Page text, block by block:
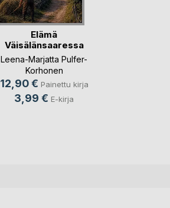
Elämä
Väisälänsaaressa
Leena-Marjatta Pulfer-
Korhonen
12,90 € Painettu kirja
3,99 € E-kirja